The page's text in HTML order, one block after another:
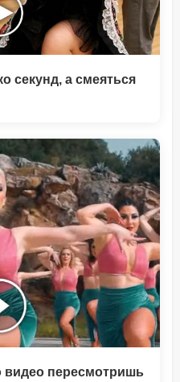
секунд, а смеяться
видео пересмотришь